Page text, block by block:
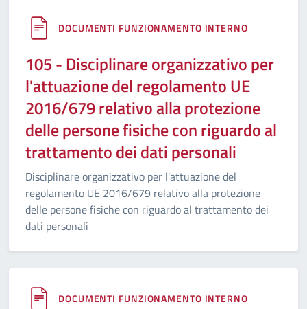
DOCUMENTI FUNZIONAMENTO INTERNO
105 - Disciplinare organizzativo per
l'attuazione del regolamento UE
2016/679 relativo alla protezione
delle persone fisiche con riguardo al
trattamento dei dati personali
Disciplinare organizzativo per l'attuazione del
regolamento UE 2016/679 relativo alla protezione
delle persone fisiche con riguardo al trattamento dei
dati personali
DOCUMENTI FUNZIONAMENTO INTERNO